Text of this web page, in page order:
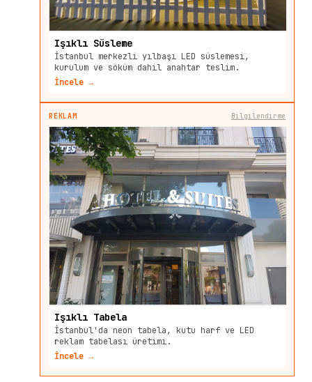
Işıklı Süsleme
İstanbul merkezli yılbaşı LED süslemesi,
kurulum ve söküm dahil anahtar teslim.
İncele →
REKLAM Bilgilendirme
Işıklı Tabela
İstanbul'da neon tabela, kutu harf ve LED
reklam tabelası üretimi.
İncele →